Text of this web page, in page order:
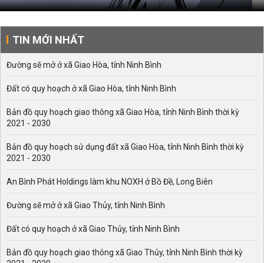
TIN MỚI NHẤT
Đường sẽ mở ở xã Giao Hòa, tỉnh Ninh Bình
Đất có quy hoạch ở xã Giao Hòa, tỉnh Ninh Bình
Bản đồ quy hoạch giao thông xã Giao Hòa, tỉnh Ninh Bình thời kỳ
2021 - 2030
Bản đồ quy hoạch sử dụng đất xã Giao Hòa, tỉnh Ninh Bình thời kỳ
2021 - 2030
An Bình Phát Holdings làm khu NOXH ở Bồ Đề, Long Biên
Đường sẽ mở ở xã Giao Thủy, tỉnh Ninh Bình
Đất có quy hoạch ở xã Giao Thủy, tỉnh Ninh Bình
Bản đồ quy hoạch giao thông xã Giao Thủy, tỉnh Ninh Bình thời kỳ